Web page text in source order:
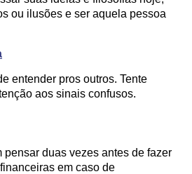
ou ilusões e ser aquela pessoa
entender pros outros. Tente
aos sinais confusos.
duas vezes antes de fazer
em caso de